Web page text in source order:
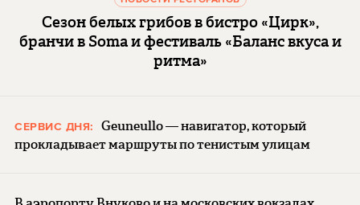
Сезон белых грибов в бистро «Цирк»,
бранчи в Soma и фестиваль «Баланс вкуса и
ритма»
СЕРВИС ДНЯ:
Geuneullo — навигатор, который
прокладывает маршруты по тенистым улицам